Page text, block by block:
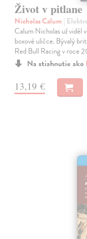
Život v pitlane
Nicholas Calum |
Calum Nicholas už viděl
boxové uličce. Bývalý
Red Bull Racing v roce
Na stiahnutie ako
13,19 €